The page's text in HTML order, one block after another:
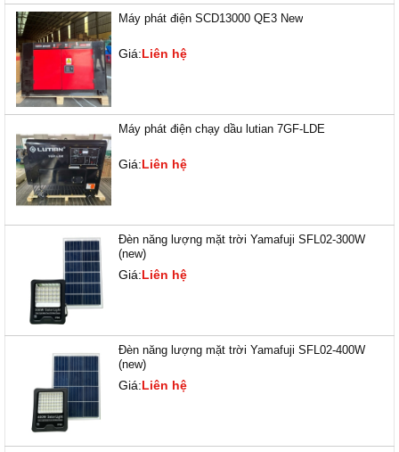
Máy phát điện SCD13000 QE3 New
Giá:Liên hệ
Máy phát điện chạy dầu lutian 7GF-LDE
Giá:Liên hệ
Đèn năng lượng mặt trời Yamafuji SFL02-300W
(new)
Giá:Liên hệ
Đèn năng lượng mặt trời Yamafuji SFL02-400W
(new)
Giá:Liên hệ